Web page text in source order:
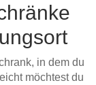
in dem du
möchtest du